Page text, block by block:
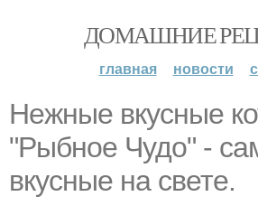
ДОМАШНИЕ
главная новости
Нежные вкусные
"Рыбное Чудо" -
вкусные на свете.